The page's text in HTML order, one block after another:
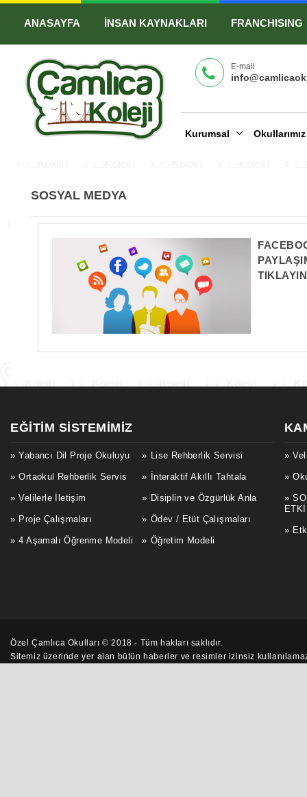
ANASAYFA İNSAN KAYNAKLARI FRANCHISING
E-mail
Kurumsal
SOSYAL MEDYA
EĞITIM SISTEMIMIZ
Yabancı Dil Proje Okuluyu Lise Rehberlik Servisi
Ortaokul Rehberlik Servis İnteraktif Akıllı Tahtala
Velilerle İletişim Disiplin ve Özgürlük Anla
Proje Çalışmaları Ödev / Etüt Çalışmaları
4 Aşamalı Öğrenme Modeli Öğretim Modeli
Özel Çamlıca Okulları © 2018 - Tüm hakları saklıdır.
Sitemiz üzerinde yer alan bütün haberler ve resimler izinsiz